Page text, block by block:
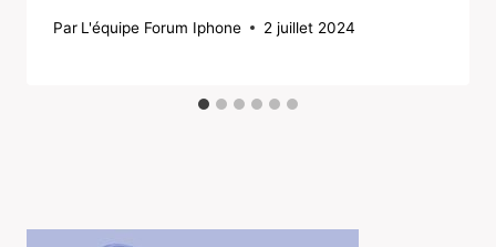
Par L'équipe Forum Iphone 2 juillet 2024